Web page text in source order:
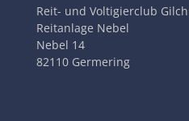
Reit- und Voltigierclub
Reitanlage Nebel
Nebel 14
82110 Germering